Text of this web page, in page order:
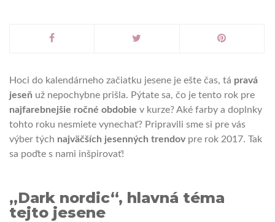
Hoci do kalendárneho začiatku jesene je ešte čas, tá pravá
jeseň už nepochybne prišla. Pýtate sa, čo je tento rok pre
najfarebnejšie ročné obdobie v kurze? Aké farby a doplnky
tohto roku nesmiete vynechať? Pripravili sme si pre vás
výber tých najväčších jesenných trendov pre rok 2017. Tak
sa poďte s nami inšpirovať!
„Dark nordic“, hlavná téma
tejto jesene